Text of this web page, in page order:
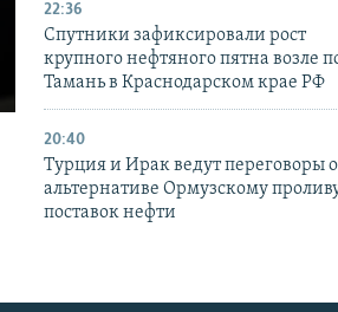
22:36
Спутники зафиксировали рост
крупного нефтяного пятна возле
Тамань в Краснодарском крае РФ
20:40
Турция и Ирак ведут переговоры
альтернативе Ормузскому
поставок нефти